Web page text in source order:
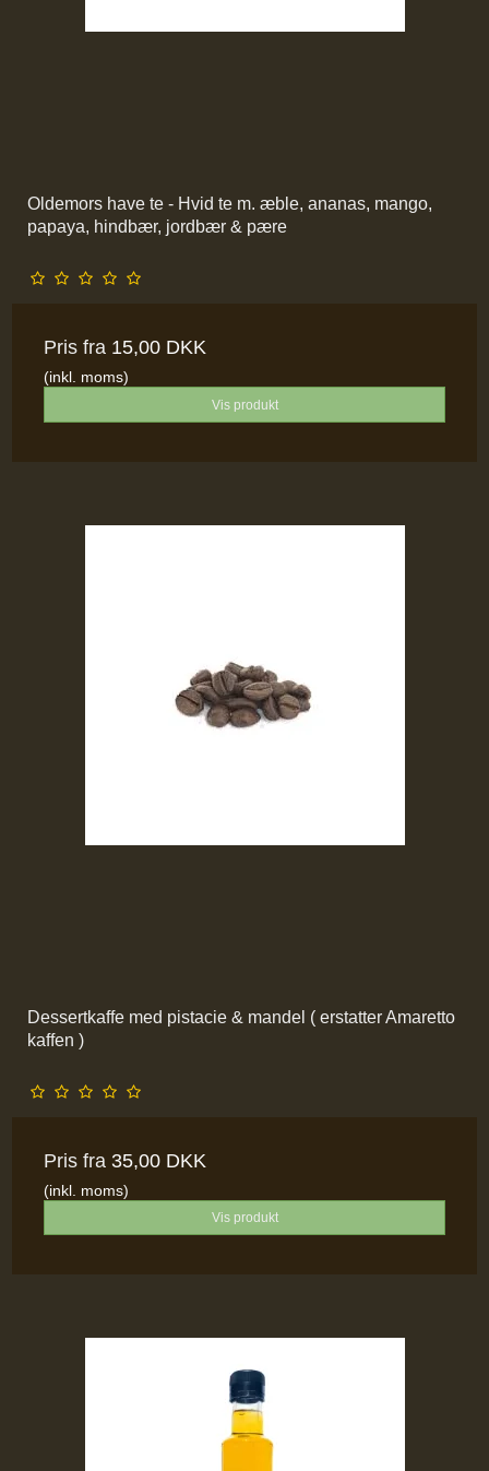
Oldemors have te - Hvid te m. æble, ananas, mango,
papaya, hindbær, jordbær & pære
Pris fra 15,00 DKK
(inkl. moms)
Vis produkt
Dessertkaffe med pistacie & mandel ( erstatter Amaretto
kaffen )
Pris fra 35,00 DKK
(inkl. moms)
Vis produkt